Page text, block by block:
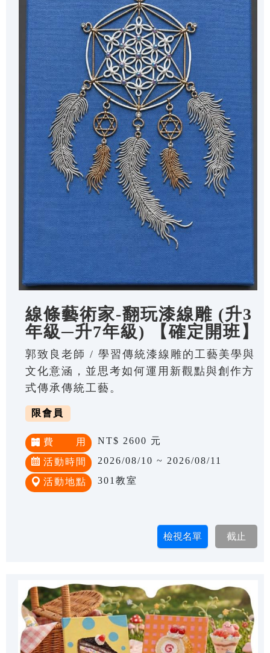
線條藝術家-翻玩漆線雕 (升3
年級─升7年級) 【確定開班】
郭致良老師 / 學習傳統漆線雕的工藝美學與
文化意涵，並思考如何運用新觀點與創作方
式傳承傳統工藝。
限會員
費 用 NT$ 2600 元
活動時間 2026/08/10 ~ 2026/08/11
活動地點 301教室